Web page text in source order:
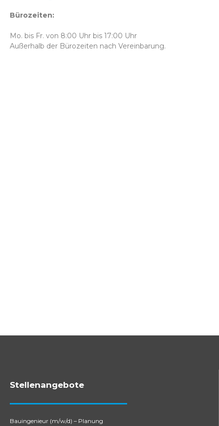
Bürozeiten:
Mo. bis Fr. von 8:00 Uhr bis 17:00 Uhr
Außerhalb der Bürozeiten nach Vereinbarung.
Stellenangebote
Bauingenieur (m/w/d) – Planung